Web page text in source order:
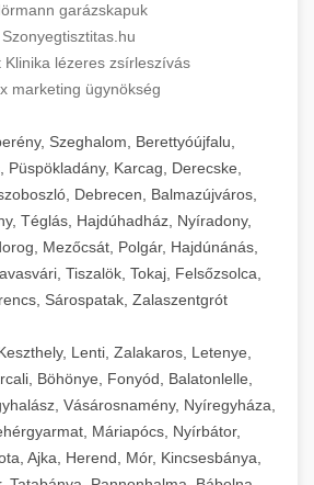
garázskapuk
Szonyegtisztitas.hu
Klinika lézeres zsírleszívás
marketing ügynökség
Szeghalom, Berettyóújfalu,
Püspökladány, Karcag, Derecske,
Debrecen, Balmazújváros,
Téglás, Hajdúhadház, Nyíradony,
Mezőcsát, Polgár, Hajdúnánás,
Tiszalök, Tokaj, Felsőzsolca,
Sárospatak, Zalaszentgrót
Lenti, Zalakaros, Letenye,
Böhönye, Fonyód, Balatonlelle,
Vásárosnamény, Nyíregyháza,
Máriapócs, Nyírbátor,
Ajka, Herend, Mór, Kincsesbánya,